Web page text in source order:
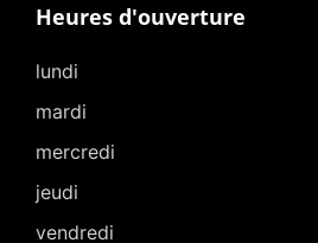
Heures d'ouverture
lundi
mardi
mercredi
jeudi
vendredi